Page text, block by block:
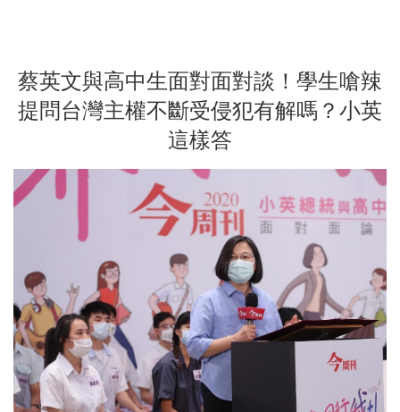
蔡英文與高中生面對面對談！學生嗆辣
提問台灣主權不斷受侵犯有解嗎？小英
這樣答